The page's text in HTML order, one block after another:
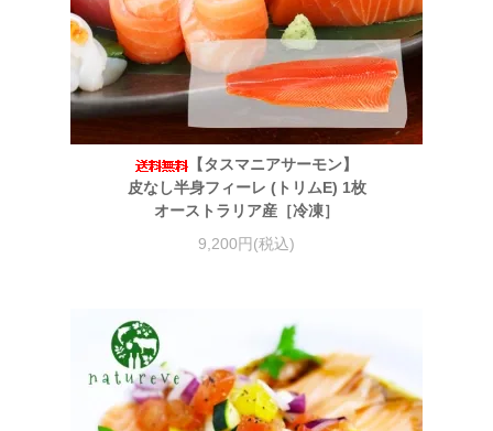
【タスマニアサーモン】
皮なし半身フィーレ (トリムE) 1枚
オーストラリア産［冷凍］
9,200円(税込)